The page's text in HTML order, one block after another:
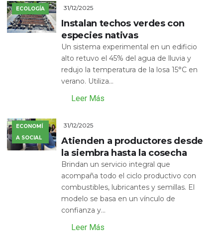
ECOLOGÍA 31/12/2025
Instalan techos verdes con
especies nativas
Un sistema experimental en un edificio
alto retuvo el 45% del agua de lluvia y
redujo la temperatura de la losa 15°C en
verano. Utiliza...
Leer Más
ECONOMÍ
A SOCIAL
31/12/2025
Atienden a productores desde
la siembra hasta la cosecha
Brindan un servicio integral que
acompaña todo el ciclo productivo con
combustibles, lubricantes y semillas. El
modelo se basa en un vínculo de
confianza y...
Leer Más